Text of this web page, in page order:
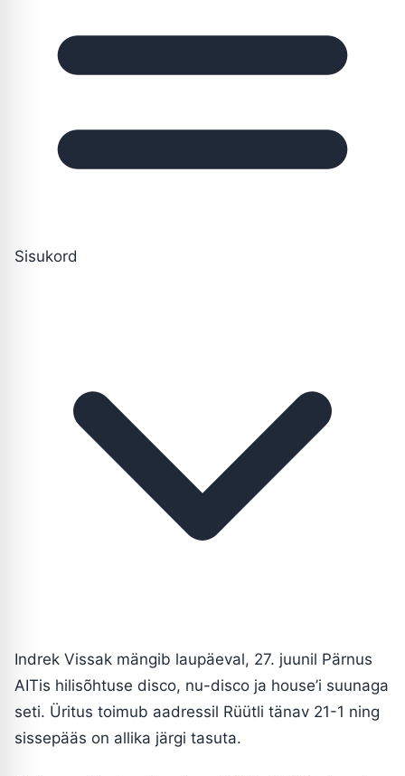
Sisukord
Indrek Vissak mängib laupäeval, 27. juunil Pärnus
AITis hilisõhtuse disco, nu-disco ja house’i suunaga
seti. Üritus toimub aadressil Rüütli tänav 21-1 ning
sissepääs on allika järgi tasuta.